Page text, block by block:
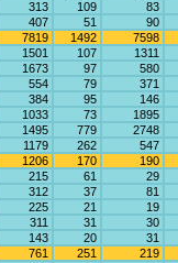
313 109
83
407 51
90
7819 1492
7598
1501 107
1311
1673 97
580
554 79
371
384 95
146
1033 73
1895
1495 779
2748
1179 262
547
1206 170
190
215 61
29
312 37
81
225 21
19
311 31
30
143 20
31
761 251
219